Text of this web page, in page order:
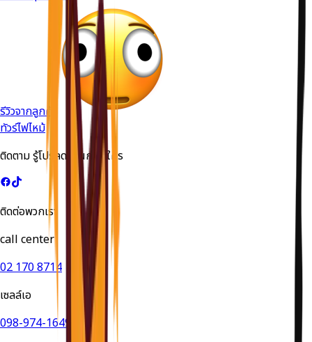
รีวิวจากลูกค้า
ทัวร์ไฟไหม้
ติดตาม รู้โปรลดด่วนก่อนใคร
ติดต่อพวกเรา
call center
02 170 8714
เซลล์เอ
098-974-1649